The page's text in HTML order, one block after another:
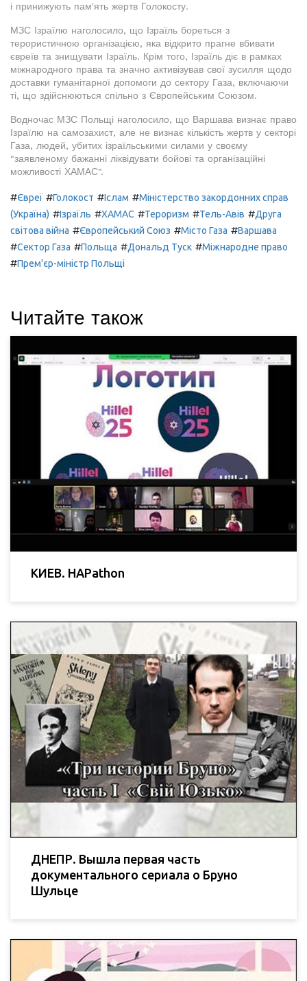
і принижують пам'ять жертв Голокосту.
МЗС Ізраїлю наголосило, що Ізраїль бореться з
терористичною організацією, яка відкрито прагне вбивати
євреїв та знищувати Ізраїль. Крім того, Ізраїль діє в рамках
міжнародного права та значно активізував свої зусилля щодо
доставки гуманітарної допомоги до сектору Газа, включаючи
ті, що здійснюються спільно з Європейським Союзом.
Водночас МЗС Польщі наголосило, що Варшава визнає право
Ізраїлю на самозахист, але не визнає кількість жертв у секторі
Газа, людей, убитих ізраїльськими силами у своєму
"заявленому бажанні ліквідувати бойові та організаційні
можливості ХАМАС".
#Євреї #Голокост #Іслам #Міністерство закордонних справ
(Україна) #Ізраїль #ХАМАС #Тероризм #Тель-Авів #Друга
світова війна #Європейський Союз #Місто Газа #Варшава
#Сектор Газа #Польща #Дональд Туск #Міжнародне право
#Прем'єр-міністр Польщі
Читайте також
КИЕВ. HAPathon
ДНЕПР. Вышла первая часть
документального сериала о Бруно
Шульце